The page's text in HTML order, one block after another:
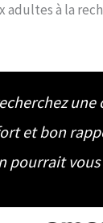
adultes à la
une
et bon
pourrait vous